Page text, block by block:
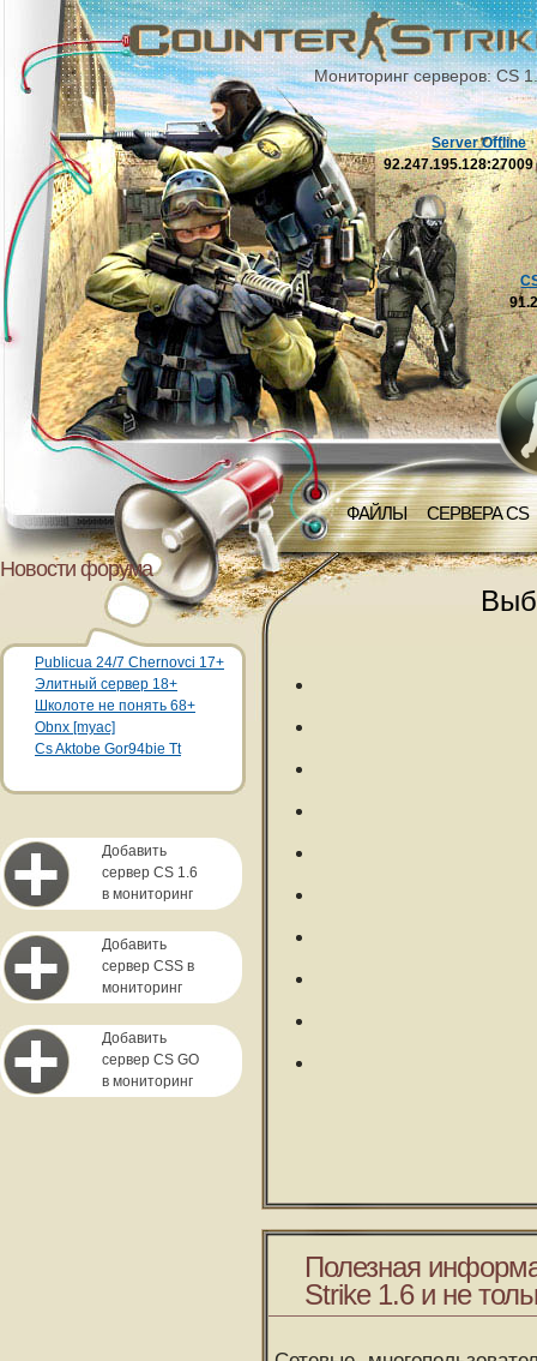
Мониторинг серверов: CS
ФАЙЛЫ СЕРВЕРА CS
Server Offline
92.247.195.128:27009
Новости форума
Publicua 24/7 Chernovci 17+
Элитный сервер 18+
Школоте не понять 68+
Obnx [myac]
Cs Aktobe Gor94bie Tt
Добавить
сервер CS 1.6
в мониторинг
Добавить
сервер CSS в
мониторинг
Добавить
сервер CS GO
в мониторинг
Полезная
Strike 1.6 и не